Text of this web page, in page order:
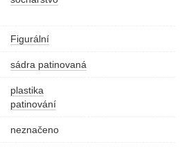
Figurální
sádra patinovaná
plastika
patinování
neznačeno